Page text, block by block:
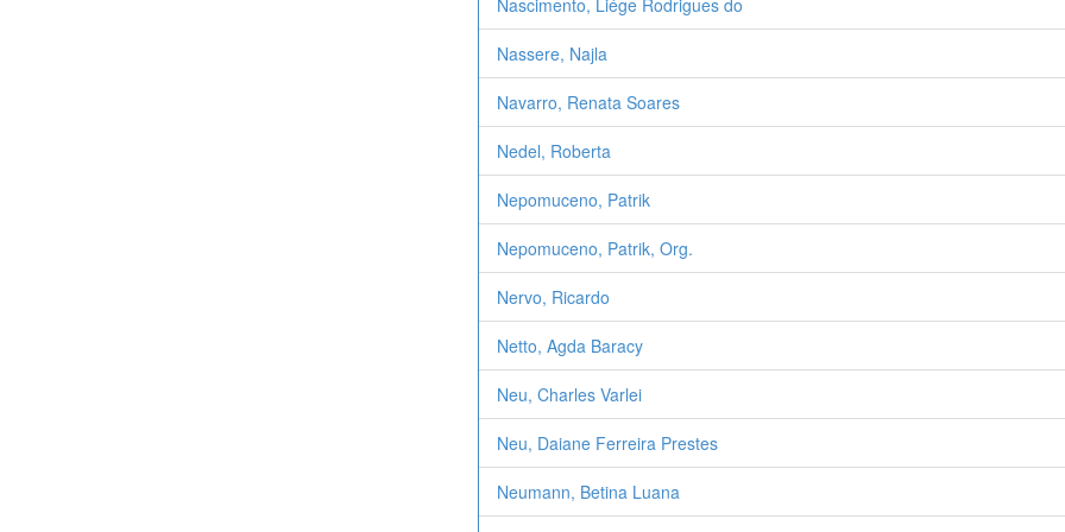
Nascimento, Liége Rodrigues do
Nassere, Najla
Navarro, Renata Soares
Nedel, Roberta
Nepomuceno, Patrik
Nepomuceno, Patrik, Org.
Nervo, Ricardo
Netto, Agda Baracy
Neu, Charles Varlei
Neu, Daiane Ferreira Prestes
Neumann, Betina Luana